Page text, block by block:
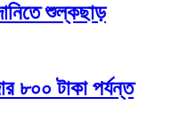
শুল্কছাড়
৮০০ টাকা পর্যন্ত